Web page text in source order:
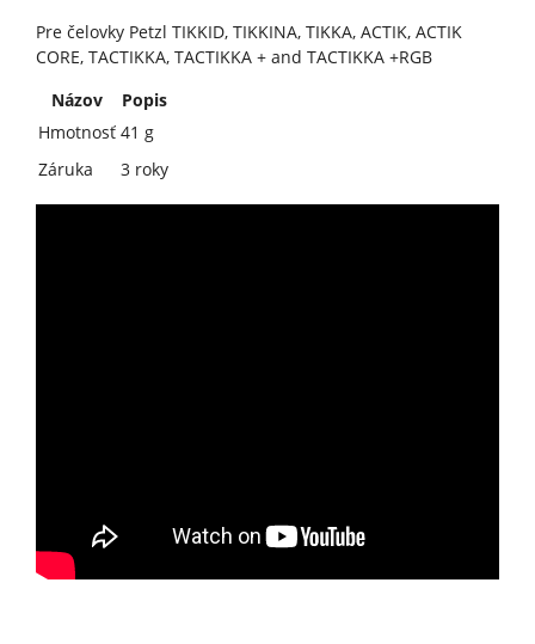
Pre čelovky Petzl TIKKID, TIKKINA, TIKKA, ACTIK, ACTIK
CORE, TACTIKKA, TACTIKKA + and TACTIKKA +RGB
Názov
Popis
Hmotnosť 41 g
Záruka
3 roky